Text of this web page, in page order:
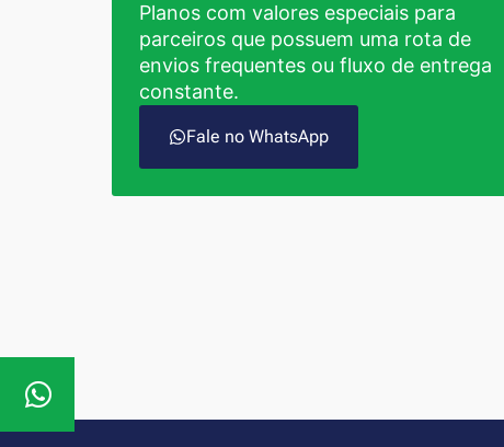
Planos com valores especiais para
parceiros que possuem uma rota de
envios frequentes ou fluxo de entrega
constante.
Fale no WhatsApp